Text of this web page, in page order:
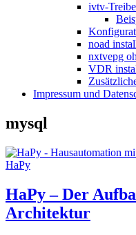
ivtv-
noad
nxtvepg
VDR
Impressum und
mysql
HaPy
HaPy – Der
Architektur